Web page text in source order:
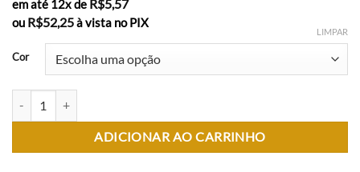
em até 12x de R$5,57
ou R$52,25à vista no PIX
Cor
LIMPAR
ADICIONAR AO CARRINHO